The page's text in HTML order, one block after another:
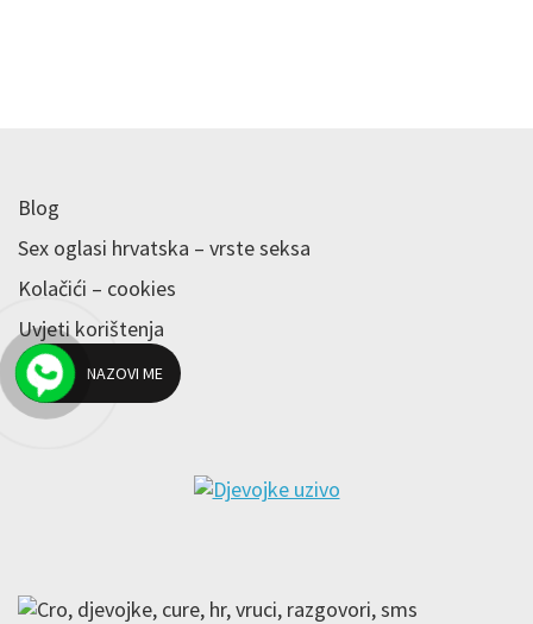
Blog
Sex oglasi hrvatska – vrste seksa
Kolačići – cookies
Uvjeti korištenja
KontaktNAZOVI ME